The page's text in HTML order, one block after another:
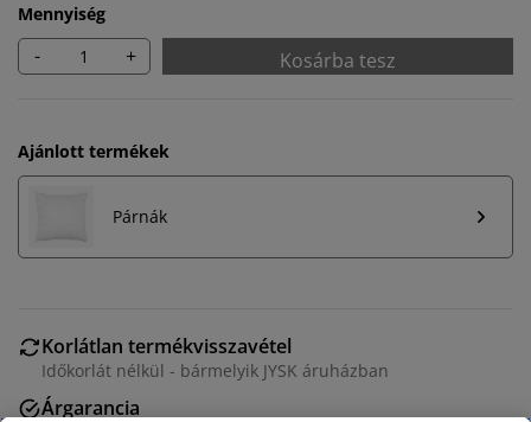
Mennyiség
- + Kosárba tesz
Ajánlott termékek
Párnák
Korlátlan termékvisszavétel
Időkorlát nélkül - bármelyik JYSK áruházban
Árgarancia